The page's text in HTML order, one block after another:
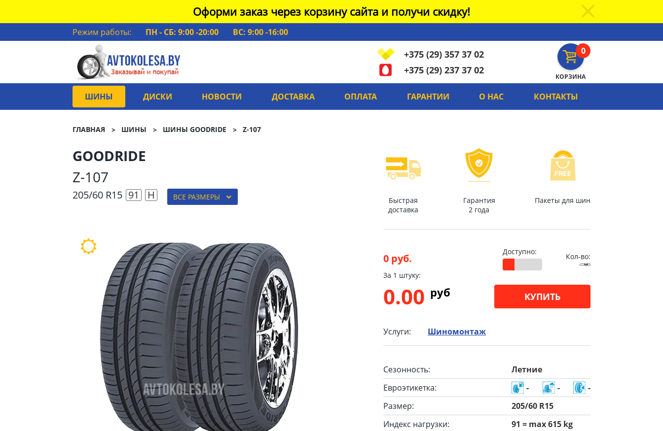
Оформи заказ через корзину сайта и получи скидку!
Режим работы: ПН - СБ: 9:00 -20:00
ВС: 9:00 -16:00
0
КОРЗИНА
+375 (29) 357 37 02
+375 (29) 237 37 02
ШИНЫ ДИСКИ НОВОСТИ ДОСТАВКА ОПЛАТА ГАРАНТИИ О НАС КОНТАКТЫ
ГЛАВНАЯ ШИНЫ ШИНЫ GOODRIDE Z-107
GOODRIDE
Z-107
205/60 R15 91 H ВСЕ РАЗМЕРЫ
Быстрая
доставка
Гарантия
2 года
Пакеты для шин
0 руб.
Доступно:
Кол-во:
За 1 штуку:
0.00 pуб КУПИТЬ
Услуги: Шиномонтаж
Сезонность:
Летние
Евроэтикетка:
- -
-
Размер:
205/60 R15
Индекс нагрузки:
91 = max 615 kg